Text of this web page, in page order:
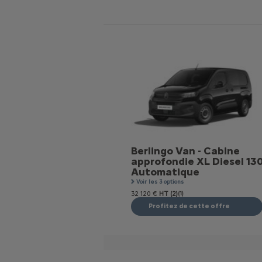
Berlingo Van - Cabine
approfondie XL Diesel
Automatique
Voir les 3 options
32 120 € HT (2)(1)
Profitez de cette offre